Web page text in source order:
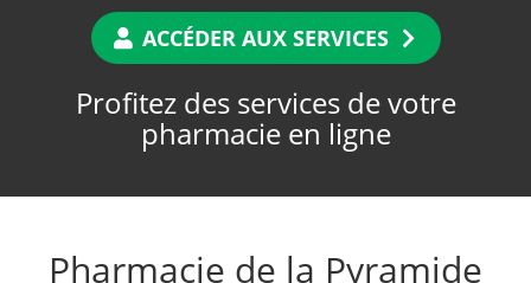
ACCÉDER AUX SERVICES
Profitez des services de votre
pharmacie en ligne
Pharmacie de la Pyramide